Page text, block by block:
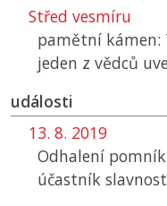
Střed vesmíru
pamětní kámen:
jeden z vědců
události
13. 8. 2019
Odhalení
účastník